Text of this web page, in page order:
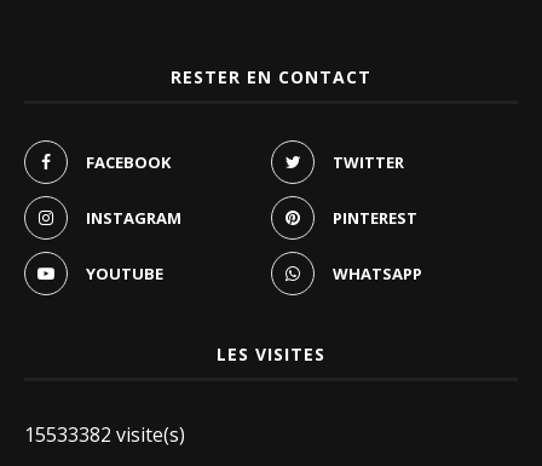
RESTER EN CONTACT
FACEBOOK TWITTER
INSTAGRAM PINTEREST
YOUTUBE WHATSAPP
LES VISITES
15533382 visite(s)